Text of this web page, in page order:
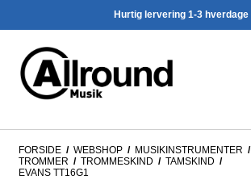
Hurtig lervering 1-3 hverdage
FORSIDE / WEBSHOP / MUSIKINSTRUMENTER /
TROMMER / TROMMESKIND / TAMSKIND /
EVANS TT16G1